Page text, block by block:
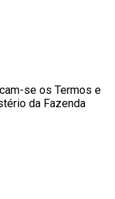
se os Termos e
da Fazenda